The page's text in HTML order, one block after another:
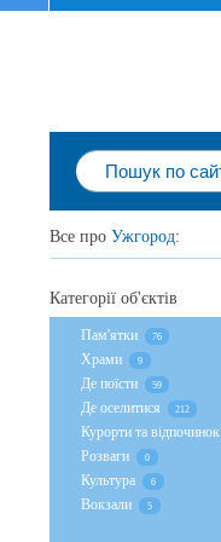
Все про Ужгород:
Категорії об'єктів
Пам'ятки 76
Храми 9
Де поїсти 59
Де оселитися 212
Курорти та відпочинок
Розваги 0
Культура 6
Вокзали 5